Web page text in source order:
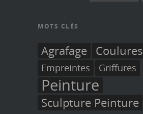
MOTS CLÉS
Agrafage Coulures
Empreintes Griffures
Peinture
Sculpture Peinture